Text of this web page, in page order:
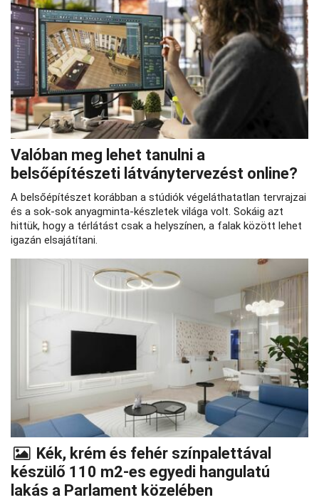
Valóban meg lehet tanulni a
belsőépítészeti látványtervezést online?
A belsőépítészet korábban a stúdiók végeláthatatlan tervrajzai
és a sok-sok anyagminta-készletek világa volt. Sokáig azt
hittük, hogy a térlátást csak a helyszínen, a falak között lehet
igazán elsajátítani.
Kék, krém és fehér színpalettával
készülő 110 m2-es egyedi hangulatú
lakás a Parlament közelében